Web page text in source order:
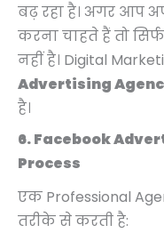
बढ़ रहा है। अगर आप
करना चाहते हैं तो
नहीं है। Digital
Advertising
है।
6. Facebook
Process
एक Professional
तरीके से करती है: